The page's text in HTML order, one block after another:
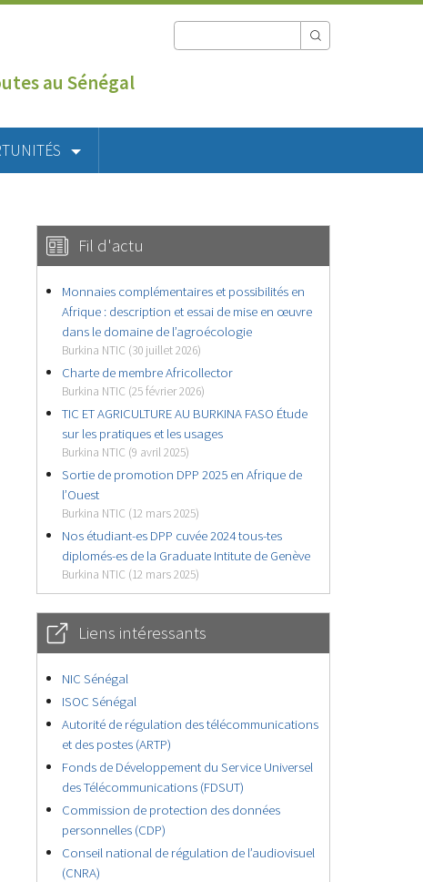
au Sénégal
Fil d'actu
Monnaies complémentaires et possibilités en
Afrique : description et essai de mise en œuvre
dans le domaine de l’agroécologie
Burkina NTIC (30 juillet 2026)
Charte de membre Africollector
Burkina NTIC (25 février 2026)
TIC ET AGRICULTURE AU BURKINA FASO Étude
sur les pratiques et les usages
Burkina NTIC (9 avril 2025)
Sortie de promotion DPP 2025 en Afrique de
l’Ouest
Burkina NTIC (12 mars 2025)
Nos étudiant-es DPP cuvée 2024 tous-tes
diplomés-es de la Graduate Intitute de Genève
Burkina NTIC (12 mars 2025)
Liens intéressants
NIC Sénégal
ISOC Sénégal
Autorité de régulation des télécommunications
et des postes (ARTP)
Fonds de Développement du Service Universel
des Télécommunications (FDSUT)
Commission de protection des données
personnelles (CDP)
Conseil national de régulation de l’audiovisuel
(CNRA)